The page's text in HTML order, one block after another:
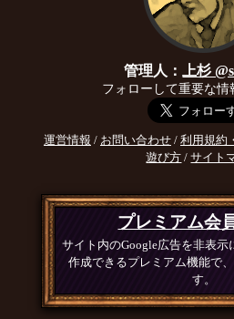
管理人：上杉
フォローして重要な情
運営情報 / お問い合わせ/ 利用規約
遊び方 /サイト
プレミアム会
サイト内のGoogle広告を非表
作成できるプレミアム機能で
す。